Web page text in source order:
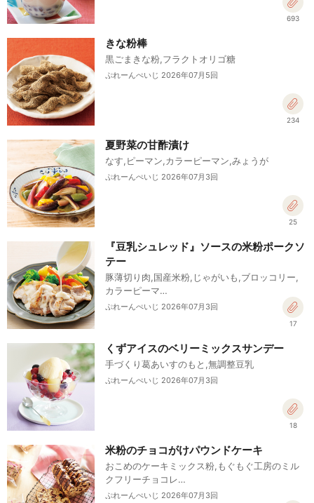
693
きな粉棒
黒ごまきな粉,フラクトオリゴ糖
ぷれーんぺいじ 2026年07月5回
234
夏野菜の甘酢漬け
なす,ピーマン,カラーピーマン,みょうが
ぷれーんぺいじ 2026年07月3回
25
『豆乳シュレッド』ソースの米粉ポークソ
テー
豚薄切り肉,国産米粉,じゃがいも,ブロッコリー,
カラーピーマ…
ぷれーんぺいじ 2026年07月3回
17
くずアイスのベリーミックスサンデー
手づくり葛あいすのもと,無調整豆乳
ぷれーんぺいじ 2026年07月3回
18
米粉のチョコがけパウンドケーキ
おこめのケーキミックス粉,もぐもぐ工房のミル
クフリーチョコレ…
ぷれーんぺいじ 2026年07月3回